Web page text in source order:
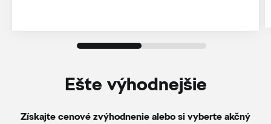
Ešte výhodnejšie
Získajte cenové zvýhodnenie alebo si vyberte akčný